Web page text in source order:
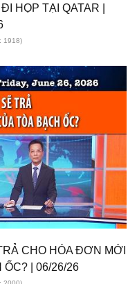
HỌP TẠI QATAR |
1918)
CHO HÓA ĐƠN MỚI
ỐC? | 06/26/26